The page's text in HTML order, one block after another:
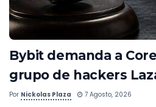
Bybit demanda a
grupo de hackers
Por Nickolas Plaza 7 Agosto, 2026